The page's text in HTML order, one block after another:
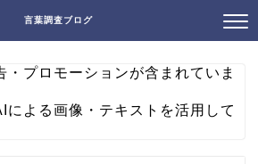
言葉調査ブログ
プロモーションが含まれていま
よる画像・テキストを活用して